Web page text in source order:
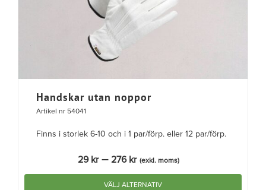
Handskar utan noppor
Artikel nr 54041
Finns i storlek 6-10 och i 1 par/förp. eller 12 par/förp.
29 kr – 276 krPrisintervall:
till
(exkl. moms)
VÄLJ ALTERNATIV